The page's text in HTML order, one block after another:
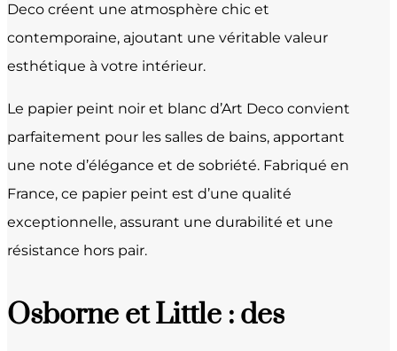
Deco créent une atmosphère chic et
contemporaine, ajoutant une véritable valeur
esthétique à votre intérieur.
Le papier peint noir et blanc d’Art Deco convient
parfaitement pour les salles de bains, apportant
une note d’élégance et de sobriété. Fabriqué en
France, ce papier peint est d’une qualité
exceptionnelle, assurant une durabilité et une
résistance hors pair.
Osborne et Little : des